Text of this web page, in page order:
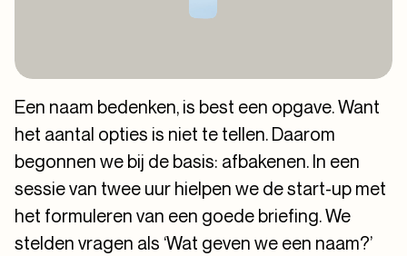
Een naam bedenken, is best een opgave. Want
het aantal opties is niet te tellen. Daarom
begonnen we bij de basis: afbakenen. In een
sessie van twee uur hielpen we de start-up met
het formuleren van een goede briefing. We
stelden vragen als ‘Wat geven we een naam?’